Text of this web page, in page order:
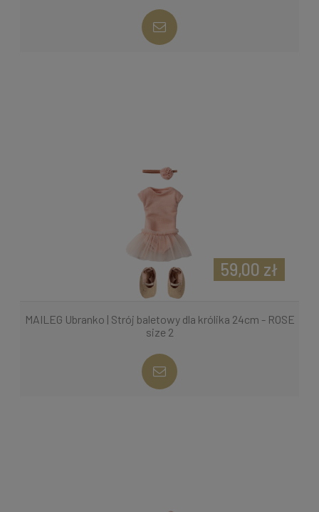
MAILEG Ubranko | Strój baletowy dla królika 24cm - ROSE
size 2
59,00 zł